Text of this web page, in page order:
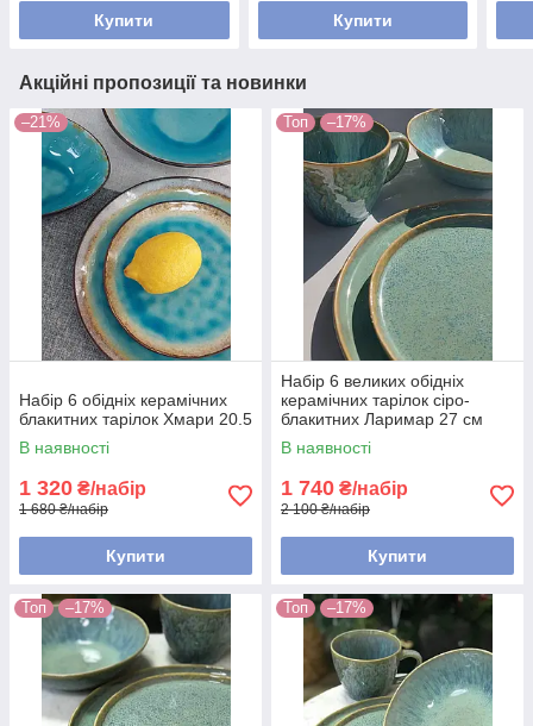
Купити Купити
Акційні пропозиції та новинки
–21%
Набір 6 обідніх керамічних
блакитних тарілок Хмари 20.5
В наявності
1 320 ₴/набір
1 680 ₴/набір
Купити
Топ –17%
Набір 6 великих обідніх
керамічних тарілок сіро-
блакитних Ларимар 27 см
В наявності
1 740 ₴/набір
2 100 ₴/набір
Купити
Топ –17% Топ –17%